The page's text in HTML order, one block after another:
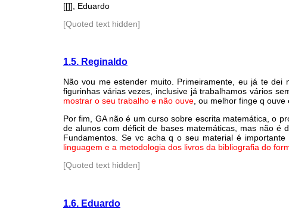
[[]], Eduardo
[Quoted text hidden]
1.5. Reginaldo
Não vou me estender muito. Primeiramente, eu já te
figurinhas várias vezes, inclusive já trabalhamos vários
mostrar o seu trabalho e não ouve, ou melhor finge q ouve
Por fim, GA não é um curso sobre escrita matemática, o
de alunos com déficit de bases matemáticas, mas não é
Fundamentos. Se vc acha q o seu material é
linguagem e a metodologia dos livros da bibliografia do
[Quoted text hidden]
1.6. Eduardo